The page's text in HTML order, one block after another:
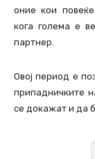
оние кои
кога голема е
партнер.
Овој период е
припадничките
се докажат и да